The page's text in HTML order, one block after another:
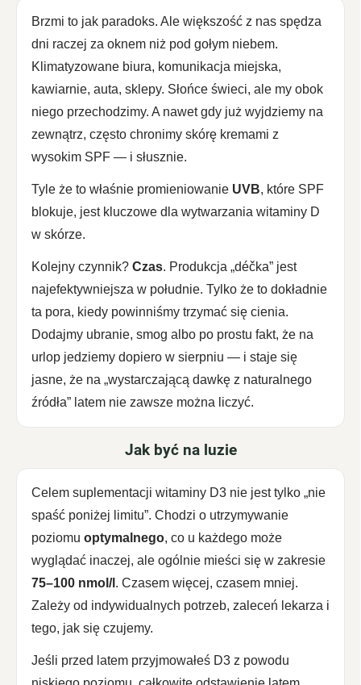
Brzmi to jak paradoks. Ale większość z nas spędza
dni raczej za oknem niż pod gołym niebem.
Klimatyzowane biura, komunikacja miejska,
kawiarnie, auta, sklepy. Słońce świeci, ale my obok
niego przechodzimy. A nawet gdy już wyjdziemy na
zewnątrz, często chronimy skórę kremami z
wysokim SPF — i słusznie.
Tyle że to właśnie promieniowanie UVB, które SPF
blokuje, jest kluczowe dla wytwarzania witaminy D
w skórze.
Kolejny czynnik? Czas. Produkcja „déčka” jest
najefektywniejsza w południe. Tylko że to dokładnie
ta pora, kiedy powinniśmy trzymać się cienia.
Dodajmy ubranie, smog albo po prostu fakt, że na
urlop jedziemy dopiero w sierpniu — i staje się
jasne, że na „wystarczającą dawkę z naturalnego
źródła” latem nie zawsze można liczyć.
Jak być na luzie
Celem suplementacji witaminy D3 nie jest tylko „nie
spaść poniżej limitu”. Chodzi o utrzymywanie
poziomu optymalnego, co u każdego może
wyglądać inaczej, ale ogólnie mieści się w zakresie
75–100 nmol/l . Czasem więcej, czasem mniej.
Zależy od indywidualnych potrzeb, zaleceń lekarza i
tego, jak się czujemy.
Jeśli przed latem przyjmowałeś D3 z powodu